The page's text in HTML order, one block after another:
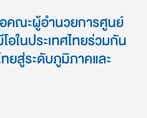
คณะผู้อำนวยการศูนย์
ในประเทศไทยร่วมกัน
ยสู่ระดับภูมิภาคและ